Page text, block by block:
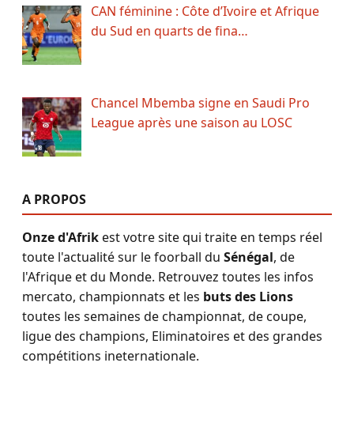
CAN féminine : Côte d’Ivoire et Afrique
du Sud en quarts de fina…
Chancel Mbemba signe en Saudi Pro
League après une saison au LOSC
A PROPOS
Onze d'Afrikest votre site qui traite en temps réel
toute l'actualité sur le foorball du Sénégal, de
l'Afrique et du Monde. Retrouvez toutes les infos
mercato, championnats et les buts des Lions
toutes les semaines de championnat, de coupe,
ligue des champions, Eliminatoires et des grandes
compétitions ineternationale.